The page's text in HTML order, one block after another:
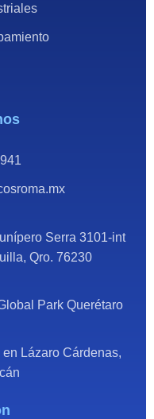
Serra 3101-int
Qro. 76230
Park Querétaro
Lázaro Cárdenas,